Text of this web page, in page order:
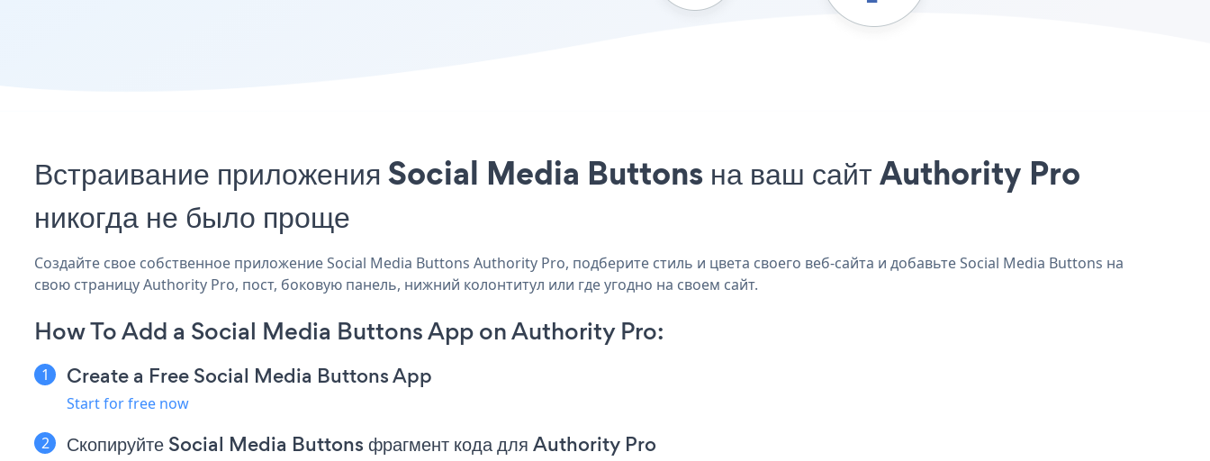
Встраивание приложения Social Media Buttons на ваш сайт Authority Pro
никогда не было проще
Создайте свое собственное приложение Social Media Buttons Authority Pro, подберите стиль и цвета своего веб-сайта и добавьте Social Media Buttons на
свою страницу Authority Pro, пост, боковую панель, нижний колонтитул или где угодно на своем сайт.
How To Add a Social Media Buttons App on Authority Pro:
Create a Free Social Media Buttons App
Start for free now
Скопируйте Social Media Buttons фрагмент кода для Authority Pro